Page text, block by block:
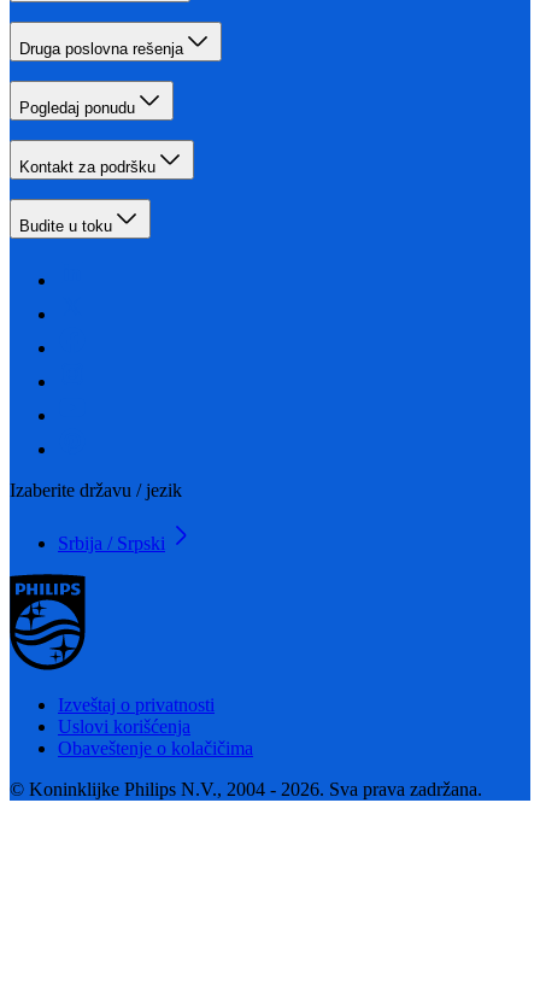
Druga poslovna rešenja
Pogledaj ponudu
Kontakt za podršku
Budite u toku
Izaberite državu / jezik
Srbija / Srpski
Izveštaj o privatnosti
Uslovi korišćenja
Obaveštenje o kolačičima
© Koninklijke Philips N.V., 2004 - 2026. Sva prava zadržana.